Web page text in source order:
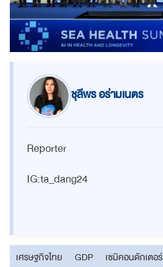
ชุลีพร อร่ามเนตร
Reporter
IG:ta_dang24
เศรษฐกิจไทย GDP เซมิคอนดักเตอร์